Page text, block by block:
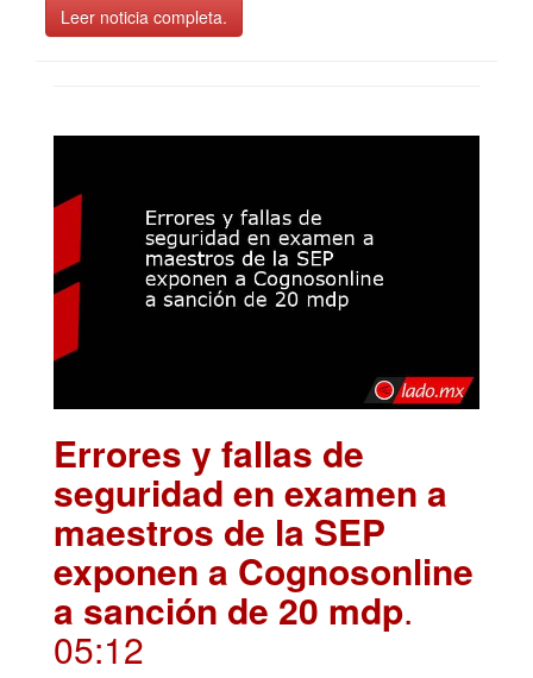
Leer noticia completa.
Errores y fallas de
seguridad en examen a
maestros de la SEP
exponen a Cognosonline
a sanción de 20 mdp.
05:12